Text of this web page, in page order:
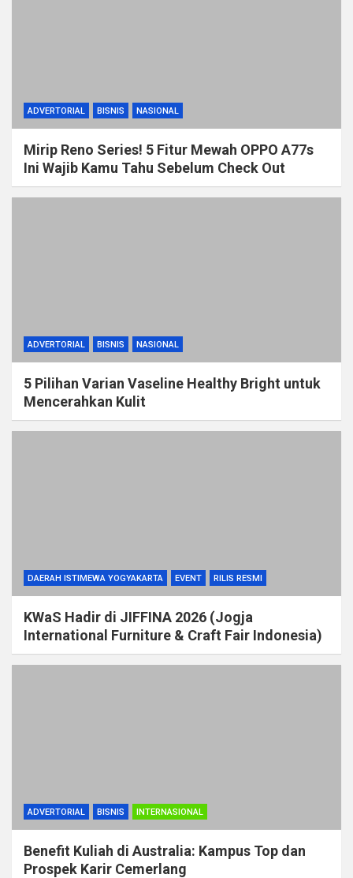
ADVERTORIAL BISNIS NASIONAL
Mirip Reno Series! 5 Fitur Mewah OPPO A77s
Ini Wajib Kamu Tahu Sebelum Check Out
ADVERTORIAL BISNIS NASIONAL
5 Pilihan Varian Vaseline Healthy Bright untuk
Mencerahkan Kulit
DAERAH ISTIMEWA YOGYAKARTA EVENT RILIS RESMI
KWaS Hadir di JIFFINA 2026 (Jogja
International Furniture & Craft Fair Indonesia)
ADVERTORIAL BISNIS INTERNASIONAL
Benefit Kuliah di Australia: Kampus Top dan
Prospek Karir Cemerlang